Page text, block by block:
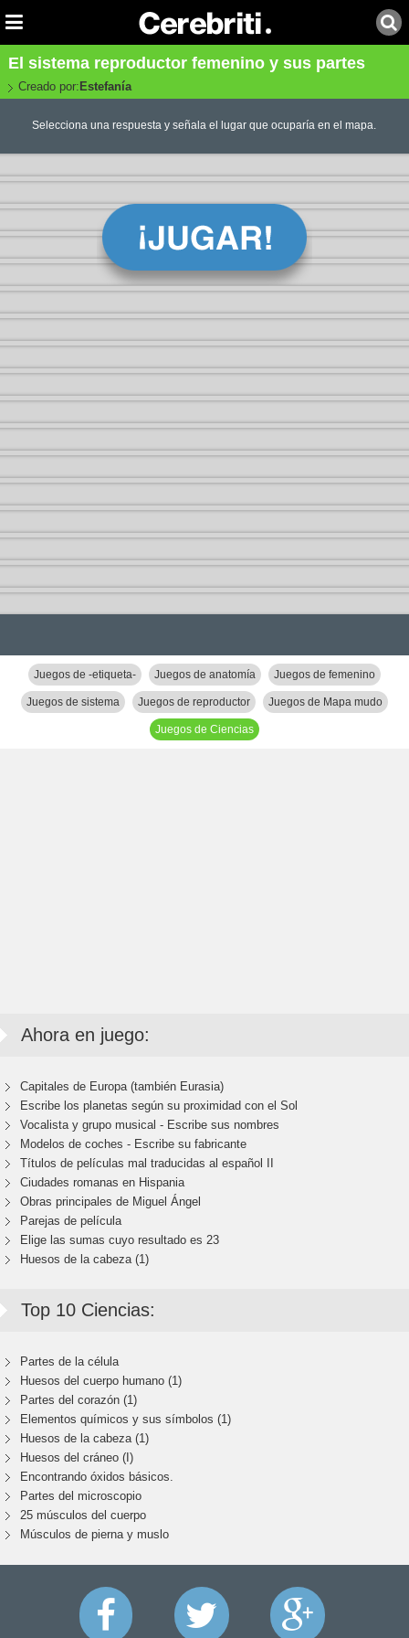
El sistema reproductor femenino y sus partes
Creado por: Estefanía
Selecciona una respuesta y señala el lugar que ocuparía en el mapa.
Juegos de -etiqueta- Juegos de anatomía Juegos de femenino
Juegos de sistema Juegos de reproductor Juegos de Mapa mudo
Juegos de Ciencias
Ahora en juego:
Capitales de Europa (también Eurasia)
Escribe los planetas según su proximidad con el Sol
Vocalista y grupo musical - Escribe sus nombres
Modelos de coches - Escribe su fabricante
Títulos de películas mal traducidas al español II
Ciudades romanas en Hispania
Obras principales de Miguel Ángel
Parejas de película
Elige las sumas cuyo resultado es 23
Huesos de la cabeza (1)
Top 10 Ciencias:
Partes de la célula
Huesos del cuerpo humano (1)
Partes del corazón (1)
Elementos químicos y sus símbolos (1)
Huesos de la cabeza (1)
Huesos del cráneo (I)
Encontrando óxidos básicos.
Partes del microscopio
25 músculos del cuerpo
Músculos de pierna y muslo